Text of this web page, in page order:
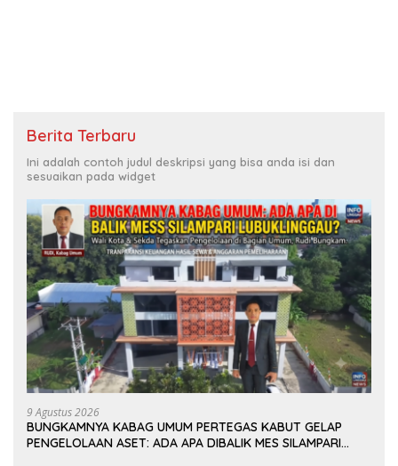
Berita Terbaru
Ini adalah contoh judul deskripsi yang bisa anda isi dan
sesuaikan pada widget
9 Agustus 2026
BUNGKAMNYA KABAG UMUM PERTEGAS KABUT GELAP
PENGELOLAAN ASET: ADA APA DIBALIK MES SILAMPARI